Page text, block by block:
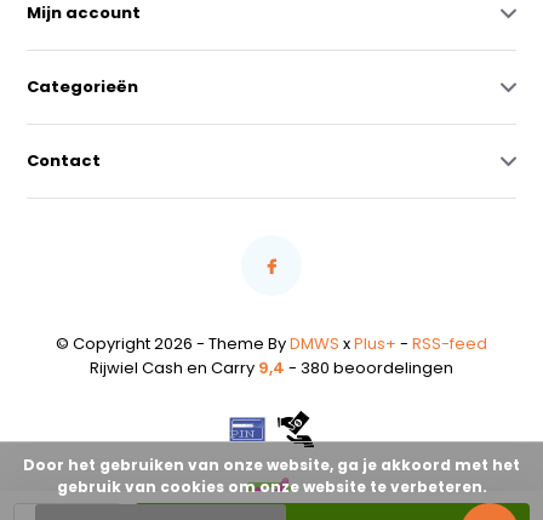
Mijn account
Categorieën
Contact
© Copyright 2026 - Theme ByDMWS xPlus+ - RSS-feed
Rijwiel Cash en Carry 9,4 - 380 beoordelingen
Door het gebruiken van onze website, ga je akkoord met het
gebruik van cookies om onze website te verbeteren.